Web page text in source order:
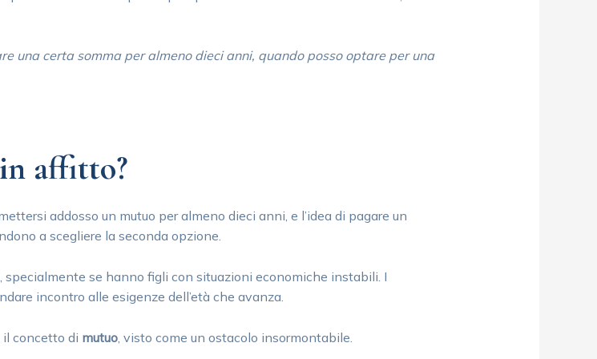
una certa somma per almeno dieci anni, quando posso optare per una
affitto?
addosso un mutuo per almeno dieci anni, e l’idea di pagare un
a scegliere la seconda opzione.
se hanno figli con situazioni economiche instabili. I
incontro alle esigenze dell’età che avanza.
il concetto di mutuo, visto come un ostacolo insormontabile.